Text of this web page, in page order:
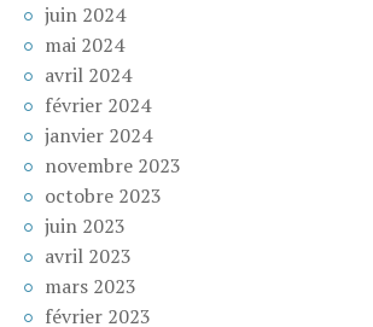
juin 2024
mai 2024
avril 2024
février 2024
janvier 2024
novembre 2023
octobre 2023
juin 2023
avril 2023
mars 2023
février 2023